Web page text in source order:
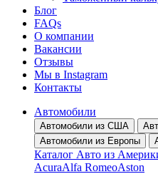
Блог
FAQs
О компании
Вакансии
Отзывы
Мы в Instagram
Контакты
Автомобили
Автомобили из США
Автомобили из Европы
Каталог Авто из
AcuraAlfa RomeoAston